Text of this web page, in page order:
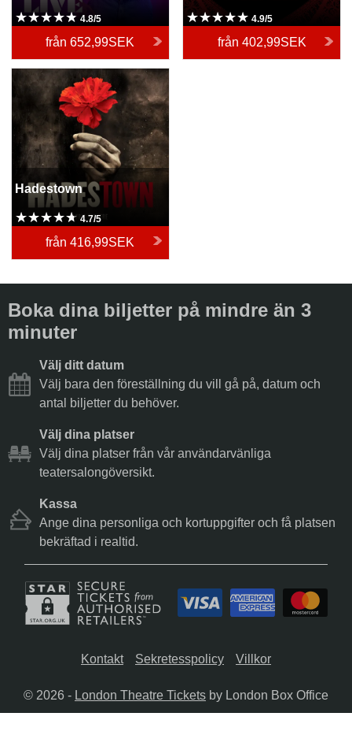
4.8/5
från652,99SEK
4.9/5
från 402,99SEK
Hadestown
Hadestown
4.7/5
från416,99SEK
Boka dina biljetter på mindre än 3
minuter
Välj ditt datum
Välj bara den föreställning du vill gå på, datum och
antal biljetter du behöver.
Välj dina platser
Välj dina platser från vår användarvänliga
teatersalongöversikt.
Kassa
Ange dina personliga och kortuppgifter och få platsen
bekräftad i realtid.
Kontakt Sekretesspolicy Villkor
© 2026 - London Theatre Tickets by London Box Office